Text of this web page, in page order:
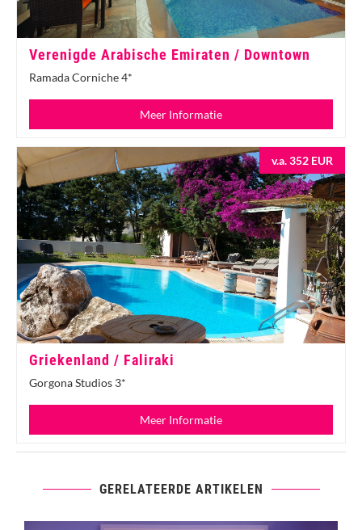
Verenigde Arabische Emiraten / Downtown
Ramada Corniche 4*
Meer Informatie
v.a. 352 EUR
Griekenland / Faliraki
Gorgona Studios 3*
Meer Informatie
GERELATEERDE ARTIKELEN